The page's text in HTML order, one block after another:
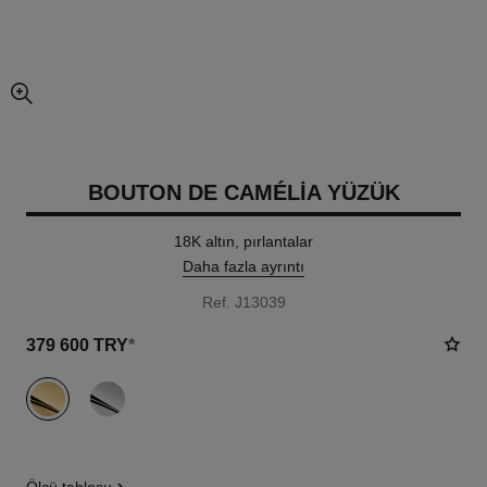
resmin büyütülmüş görünümü
BOUTON DE CAMÉLIA YÜZÜK
18K altın, pırlantalar
Daha fazla ayrıntı
Ref. J13039
379 600 TRY*
varyant (2)